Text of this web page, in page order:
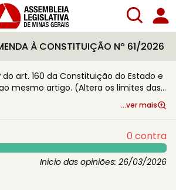
À CONSTITUIÇÃO Nº 61/2026
do art. 160 da Constituição do Estado e
mesmo artigo. (Altera os limites das
e de blocos e bancadas ao Projeto de
e estabelece critérios para
Anual.)
...ver mais
0 contra
Inicio das opiniões: 26/03/2026